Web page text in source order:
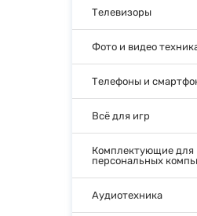
Телевизоры
Фото и видео
Телефоны и
Всё для игр
Комплектующие для
персональных
Аудиотехника